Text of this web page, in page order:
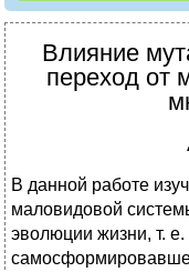
Влияние
переход от
В данной работе
маловидовой
эволюции жизни, т.